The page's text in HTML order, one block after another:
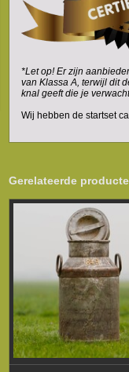
*Let op! Er zijn
van Klassa A, terwijl dit
knal geeft die je
Wij hebben de startset
Gerelateerde